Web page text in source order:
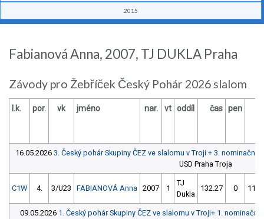
2015
Fabianová Anna, 2007, TJ DUKLA Praha
Závody pro Žebříček Český Pohár 2026 slalom
l.k. por. vk jméno nar. vt oddíl čas pen
16.05.2026 3. Český pohár Skupiny ČEZ ve slalomu v Troji + 3. nominační
USD Praha Troja
C1W 4. 3/U23 FABIANOVÁ Anna 2007 1
TJ
Dukla
132.27 0
09.05.2026 1. Český pohár Skupiny ČEZ ve slalomu v Troji+ 1. nominační